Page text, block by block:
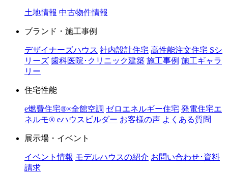
土地情報 中古物件情報
ブランド・施工事例
デザイナーズハウス 社内設計住宅 高性能注文住宅 Sシ
リーズ 歯科医院･クリニック建築 施工事例 施工ギャラ
リー
住宅性能
e燃費住宅®︎×全館空調 ゼロエネルギー住宅 発電住宅エ
ネルモ®︎ eハウスビルダー お客様の声 よくある質問
展示場・イベント
イベント情報 モデルハウスの紹介 お問い合わせ･資料
請求